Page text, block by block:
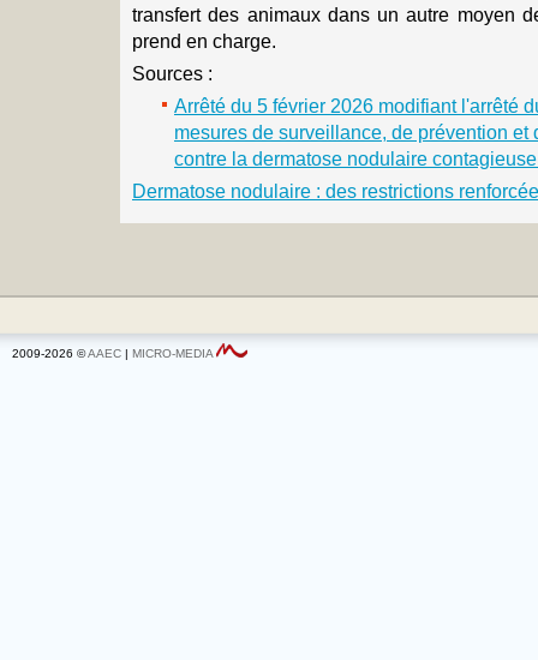
transfert des animaux dans un autre moyen
prend en charge.
Sources :
Arrêté du 5 février 2026 modifiant l'arrêté
mesures de surveillance, de prévention et
contre la dermatose nodulaire
Dermatose nodulaire : des restrictions
2009-2026 ©AAEC | MICRO-MEDIA